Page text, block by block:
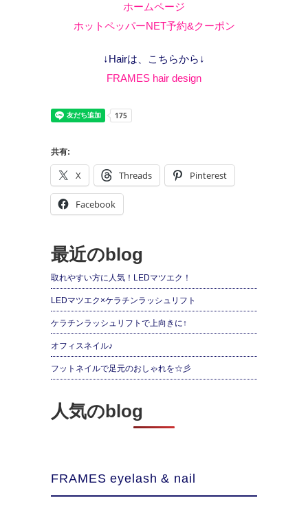
ホームページ
ホットペッパーNET予約&クーポン
↓Hairは、こちらから↓
FRAMES hair design
共有:
X Threads Pinterest
Facebook
最近のblog
取れやすい方に人気！LEDマツエク！
LEDマツエク×ケラチンラッシュリフト
ケラチンラッシュリフトで上向きに↑
オフィスネイル♪
フットネイルで足元のおしゃれを☆彡
人気のblog
FRAMES eyelash & nail